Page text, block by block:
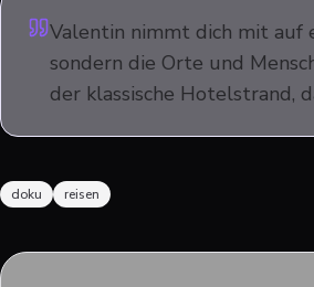
Valentin nimmt dich mit auf
sondern die Orte und
der klassische Hotelstrand,
doku reisen